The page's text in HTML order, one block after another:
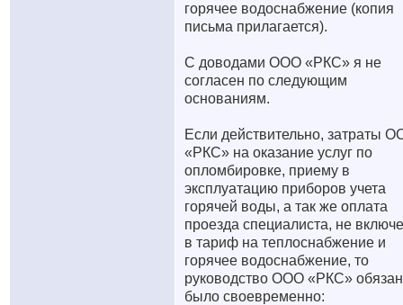
горячее водоснабжение (копия
письма прилагается).
С доводами ООО «РКС» я не
согласен по следующим
основаниям.
Если действительно, затраты
«РКС» на оказание услуг по
опломбировке, приему в
эксплуатацию приборов учета
горячей воды, а так же оплата
проезда специалиста, не
в тариф на теплоснабжение и
горячее водоснабжение, то
руководство ООО «РКС»
было своевременно: